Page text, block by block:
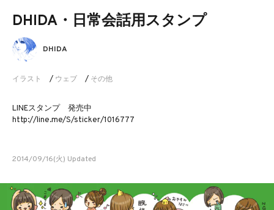
DHIDA・日常会話用スタンプ
イラスト / ウェブ / その他
DHIDA
LINEスタンプ 発売中
http://line.me/S/sticker/1016777
2014/09/16(火) Updated